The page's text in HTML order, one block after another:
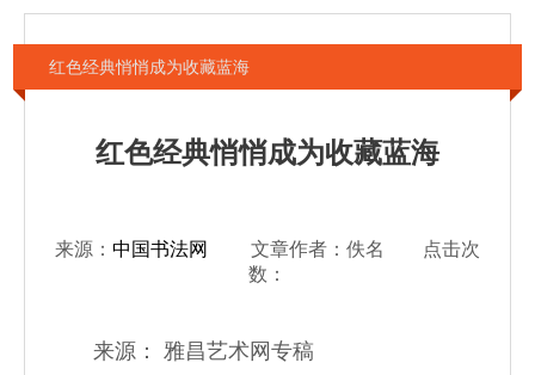
红色经典悄悄成为收藏蓝海
红色经典悄悄成为收藏蓝海
来源： 中国书法网
文章作者：佚名 点击次
数：
来源： 雅昌艺术网专稿